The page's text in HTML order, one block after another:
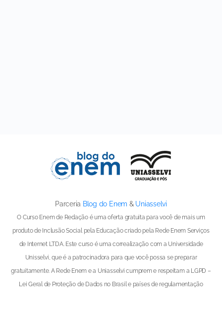
Parceria Blog do Enem & Uniasselvi
O Curso Enem de Redação é uma oferta gratuita para você de mais um
produto de Inclusão Social pela Educação criado pela Rede Enem Serviços
de Internet LTDA. Este curso é uma correalização com a Universidade
Unisselvi, que é a patrocinadora para que você possa se preparar
gratuitamente. A Rede Enem e a Uniasselvi cumprem e respeitam a LGPD –
Lei Geral de Proteção de Dados no Brasil e países de regulamentação